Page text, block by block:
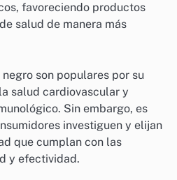
favoreciendo productos
salud de manera más
son populares por su
salud cardiovascular y
Sin embargo, es
investiguen y elijan
que cumplan con las
y efectividad.